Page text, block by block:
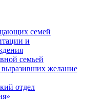
семей
и
семьей
выразивших желание
отдел